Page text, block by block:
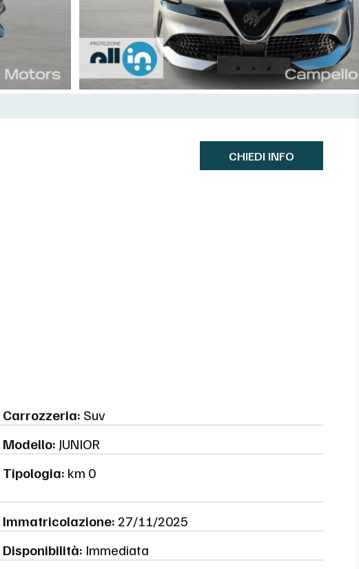
CHIEDI INFO
Carrozzeria: Suv
Modello: JUNIOR
Tipologia: km 0
Immatricolazione: 27/11/2025
Disponibilità: Immediata